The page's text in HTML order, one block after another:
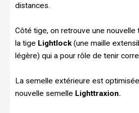
distances.
Côté tige, on retrouve une nouvelle
la tige Lightlock (une maille
légère) qui a pour rôle de tenir
La semelle extérieure est
nouvelle semelle Lighttraxion.